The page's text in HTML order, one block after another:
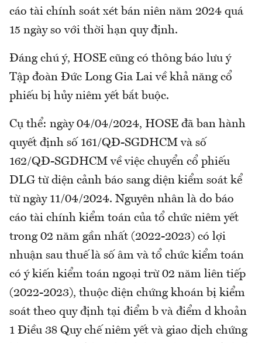
cáo tài chính soát xét bán niên năm 2024 quá
15 ngày so với thời hạn quy định.
Đáng chú ý, HOSE cũng có thông báo lưu ý
Tập đoàn Đức Long Gia Lai về khả năng cổ
phiếu bị hủy niêm yết bắt buộc.
Cụ thể: ngày 04/04/2024, HOSE đã ban hành
quyết định số 161/QĐ-SGDHCM và số
162/QĐ-SGDHCM về việc chuyển cổ phiếu
DLG từ diện cảnh báo sang diện kiểm soát kể
từ ngày 11/04/2024. Nguyên nhân là do báo
cáo tài chính kiểm toán của tổ chức niêm yết
trong 02 năm gần nhất (2022-2023) có lợi
nhuận sau thuế là số âm và tổ chức kiểm toán
có ý kiến kiểm toán ngoại trừ 02 năm liên tiếp
(2022-2023), thuộc diện chứng khoán bị kiểm
soát theo quy định tại điểm b và điểm d khoản
1 Điều 38 Quy chế niêm yết và giao dịch chứng